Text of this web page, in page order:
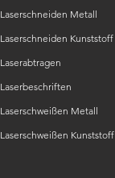
Laserschneiden Metall
Laserschneiden Kunststoff
Laserabtragen
Laserbeschriften
Laserschweißen Metall
Laserschweißen Kunststoff